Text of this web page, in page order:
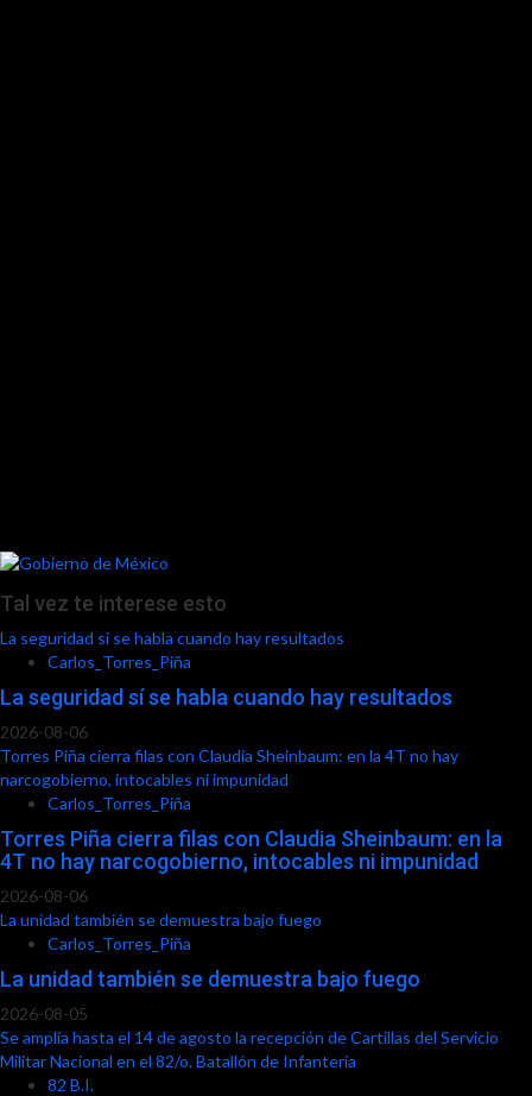
Tal vez te interese esto
La seguridad sí se habla cuando hay resultados
Carlos_Torres_Piña
La seguridad sí se habla cuando hay resultados
2026-08-06
Torres Piña cierra filas con Claudia Sheinbaum: en la 4T no hay
narcogobierno, intocables ni impunidad
Carlos_Torres_Piña
Torres Piña cierra filas con Claudia Sheinbaum: en la
4T no hay narcogobierno, intocables ni impunidad
2026-08-06
La unidad también se demuestra bajo fuego
Carlos_Torres_Piña
La unidad también se demuestra bajo fuego
2026-08-05
Se amplía hasta el 14 de agosto la recepción de Cartillas del Servicio
Militar Nacional en el 82/o. Batallón de Infantería
82 B.I.